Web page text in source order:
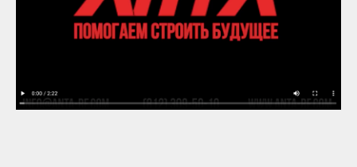
организациями, документы для
юрлиц